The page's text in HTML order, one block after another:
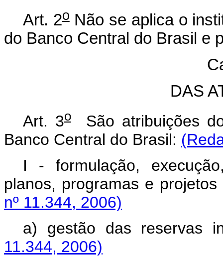
Art. 2oNão se aplica o
do Banco Central do Brasil e
DAS
Art. 3o São atribuições
Banco Central do Brasil:
I - formulação,
planos, programas e
nº 11.344, 2006)
a) gestão das reservas
11.344, 2006)